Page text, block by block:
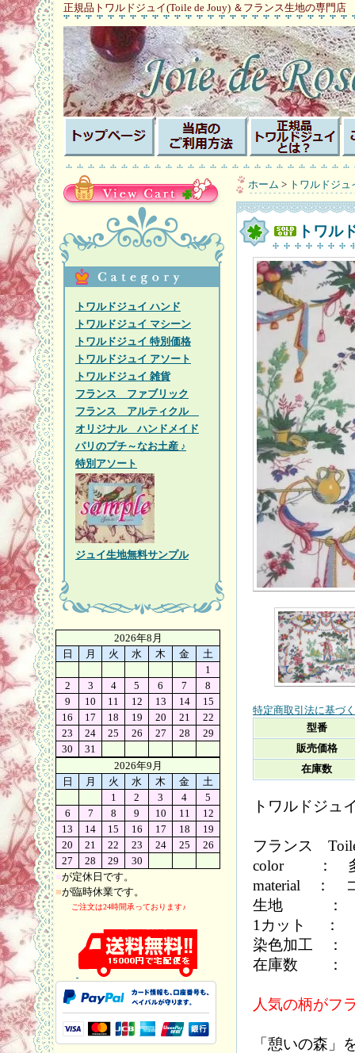
正規品トワルドジュイ(Toile de Jouy) ＆フランス生地の専門店
トワルドジュイ ハンド
トワルドジュイ マシーン
トワルドジュイ 特別価格
トワルドジュイ アソート
トワルドジュイ 雑貨
フランス ファブリック
フランス アルティクル
オリジナル ハンドメイド
パリのプチ～なお土産 ♪
特別アソート
ジュイ生地無料サンプル
2026年8月
日
月 火 水 木 金
土
1
2
3 4 5 6 7
8
9
10 11 12 13 14
15
16
17 18 19 20 21
22
23
24 25 26 27 28
29
30
31
2026年9月
日
月 火 水 木 金
土
1
2 3 4
5
6
7 8 9 10 11
12
13
14 15 16 17 18
19
20
21 22 23 24 25
26
27
28 29
30
■が定休日です。
■が臨時休業です。
ご注文は24時間承っております♪
ホーム > トワルドジ
トワル
特定商取引法に基づ
型番
販売価格
在庫数
トワルドジ
フランス
color ： 多
material ：
生地 ：
1カット ：
染色加工 ：
在庫数 ：
人気の柄がフ
「憩いの森」